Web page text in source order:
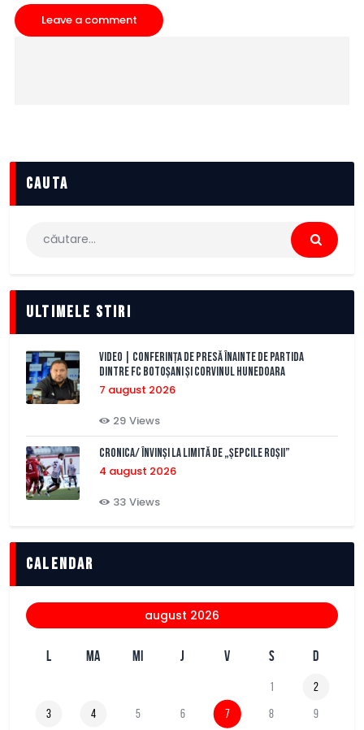
cauta
Caută
Ultimele stiri
VIDEO | Conferința de presă înainte de partida
dintre FC Botoșani și Corvinul Hunedoara
7 august 2026
29 Views
CRONICA/ Învinși la limită de „Șepcile Roșii”
4 august 2026
33 Views
Calendar
august 2026
L MA MI J V S D
1 2
3 4 5 6 7 8 9